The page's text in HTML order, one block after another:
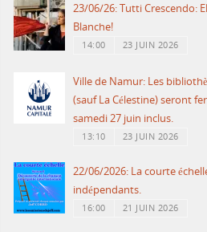
23/06/26: Tutti Crescendo:
Blanche!
14:00 23 JUIN 2026
Ville de Namur: Les
(sauf La Célestine) seront
samedi 27 juin inclus.
13:10 23 JUIN 2026
22/06/2026: La courte
indépendants.
16:00 21 JUIN 2026